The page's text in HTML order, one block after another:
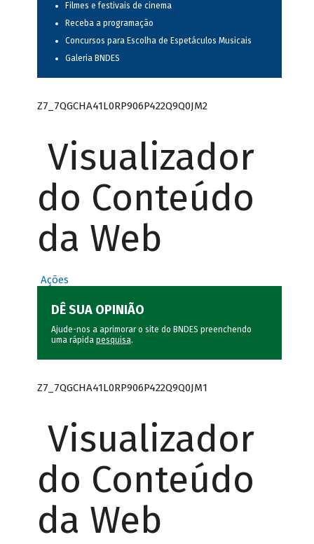
Filmes e festivais de cinema
Receba a programação
Concursos para Escolha de Espetáculos Musicais
Galeria BNDES
Z7_7QGCHA41L0RP906P422Q9Q0JM2
Visualizador
do Conteúdo
da Web
Ações
DÊ SUA OPINIÃO
Ajude-nos a aprimorar o site do BNDES preenchendo
uma rápida pesquisa.
Z7_7QGCHA41L0RP906P422Q9Q0JM1
Visualizador
do Conteúdo
da Web